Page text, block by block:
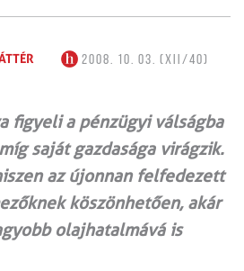
2008. 10. 03. (XII/40)
figyeli a pénzügyi válságba
saját gazdasága virágzik.
az újonnan felfedezett
köszönhetően, akár
olajhatalmává is